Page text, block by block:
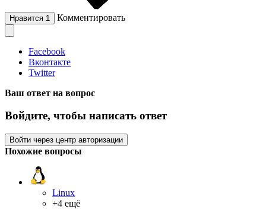
Нравится 1 Комментировать
Facebook
Вконтакте
Twitter
Ваш ответ на вопрос
Войдите, чтобы написать ответ
Войти через центр авторизации
Похожие вопросы
Linux
+4 ещё